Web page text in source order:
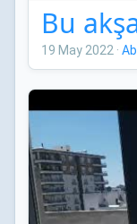
Bu
19 May 2022 ·